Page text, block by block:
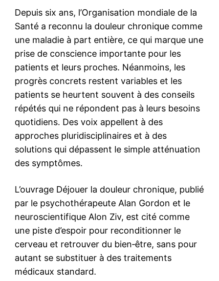
Depuis six ans, l’Organisation mondiale de la
Santé a reconnu la douleur chronique comme
une maladie à part entière, ce qui marque une
prise de conscience importante pour les
patients et leurs proches. Néanmoins, les
progrès concrets restent variables et les
patients se heurtent souvent à des conseils
répétés qui ne répondent pas à leurs besoins
quotidiens. Des voix appellent à des
approches pluridisciplinaires et à des
solutions qui dépassent le simple atténuation
des symptômes.
L’ouvrage Déjouer la douleur chronique, publié
par le psychothérapeute Alan Gordon et le
neuroscientifique Alon Ziv, est cité comme
une piste d’espoir pour reconditionner le
cerveau et retrouver du bien‑être, sans pour
autant se substituer à des traitements
médicaux standard.